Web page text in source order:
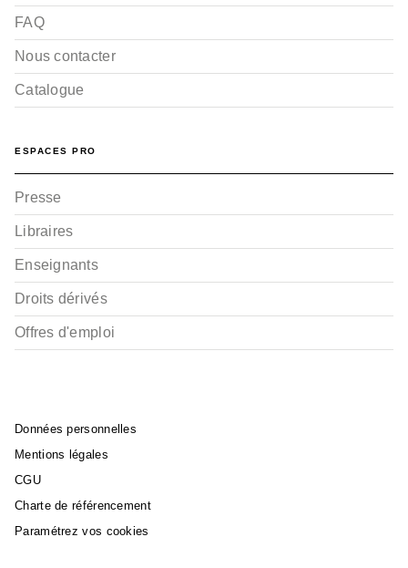
FAQ
Nous contacter
Catalogue
ESPACES PRO
Presse
Libraires
Enseignants
Droits dérivés
Offres d'emploi
Données personnelles
Mentions légales
CGU
Charte de référencement
Paramétrez vos cookies